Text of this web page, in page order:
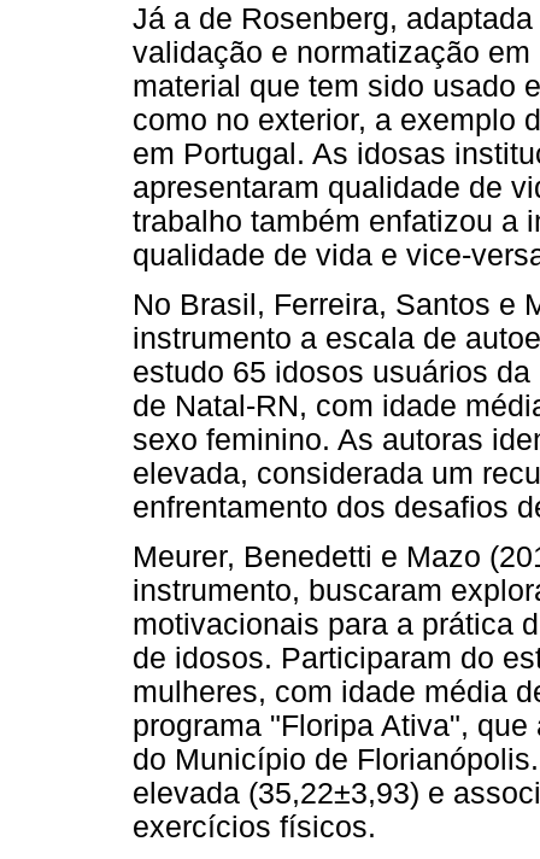
Já a de Rosenberg,
validação e normatização
material que tem sido usado
como no exterior, a exemplo
em Portugal. As idosas
apresentaram qualidade de
trabalho também enfatizou a
qualidade de vida e vice-
No Brasil, Ferreira, Santos e
instrumento a escala de
estudo 65 idosos usuários
de Natal-RN, com idade
sexo feminino. As autoras
elevada, considerada um
enfrentamento dos desafios
Meurer, Benedetti e Mazo
instrumento, buscaram
motivacionais para a prática
de idosos. Participaram do
mulheres, com idade média
programa "Floripa Ativa",
do Município de
elevada (35,22±3,93) e
exercícios físicos.